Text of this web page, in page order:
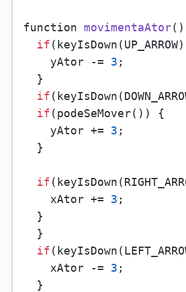
function movimentaAtor()
if
    yAtor -=
3 ;
  }
if
if(podeSeMover()) {
    yAtor +=
3 ;
  }
if
    xAtor +=
3 ;
  }
  }
if
    xAtor -=
3 ;
  }